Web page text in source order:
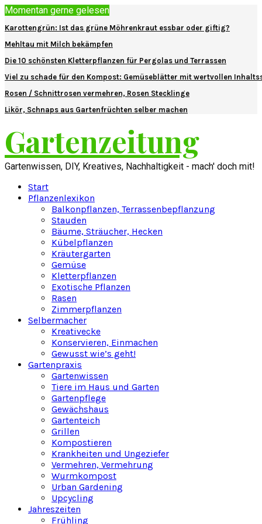
Momentan gerne gelesen
Karottengrün: Ist das grüne Möhrenkraut essbar oder giftig?
Mehltau mit Milch bekämpfen
Die 10 schönsten Kletterpflanzen für Pergolas und Terrassen
Viel zu schade für den Kompost: Gemüseblätter mit wertvollen
Rosen / Schnittrosen vermehren, Rosen Stecklinge
Likör, Schnaps aus Gartenfrüchten selber machen
Gartenzeitung
Gartenwissen, DIY, Kreatives, Nachhaltigkeit - mach' doch mit!
Start
Pflanzenlexikon
Balkonpflanzen, Terrassenbepflanzung
Stauden
Bäume, Sträucher, Hecken
Kübelpflanzen
Kräutergarten
Gemüse
Kletterpflanzen
Exotische Pflanzen
Rasen
Zimmerpflanzen
Selbermacher
Kreativecke
Konservieren, Einmachen
Gewusst wie’s geht!
Gartenpraxis
Gartenwissen
Tiere im Haus und Garten
Gartenpflege
Gewächshaus
Gartenteich
Grillen
Kompostieren
Krankheiten und Ungeziefer
Vermehren, Vermehrung
Wurmkompost
Urban Gardening
Upcycling
Jahreszeiten
Frühling